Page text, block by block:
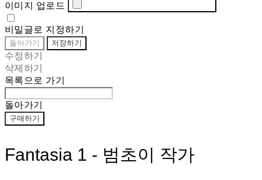
이미지 업로드
비밀글로 지정하기
돌아가기 저장하기
수정하기
삭제하기
목록으로 가기
돌아가기
구매하기
Fantasia 1 - 범초이 작가